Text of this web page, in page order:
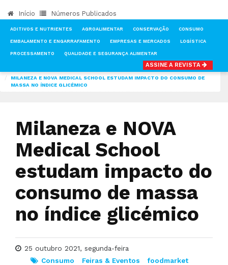
Início Números Publicados
ADITIVOS E NUTRIENTES AGROALIMENTAR CONSERVAÇÃO CONSUMO
EMBALAMENTO E ENGARRAFAMENTO EMPRESAS E MERCADOS LOGÍSTICA
PROCESSAMENTO QUALIDADE E SEGURANÇA ALIMENTAR
ASSINE A REVISTA
MILANEZA E NOVA MEDICAL SCHOOL ESTUDAM IMPACTO DO CONSUMO DE
MASSA NO ÍNDICE GLICÉMICO
Milaneza e NOVA
Medical School
estudam impacto do
consumo de massa
no índice glicémico
25 outubro 2021, segunda-feira
Consumo
Feiras & Eventos foodmarket